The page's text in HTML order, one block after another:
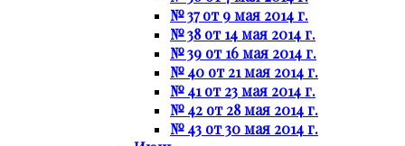
№ 37 от 9 мая 2014 г.
№ 38 от 14 мая 2014 г.
№ 39 от 16 мая 2014 г.
№ 40 от 21 мая 2014 г.
№ 41 от 23 мая 2014 г.
№ 42 от 28 мая 2014 г.
№ 43 от 30 мая 2014 г.